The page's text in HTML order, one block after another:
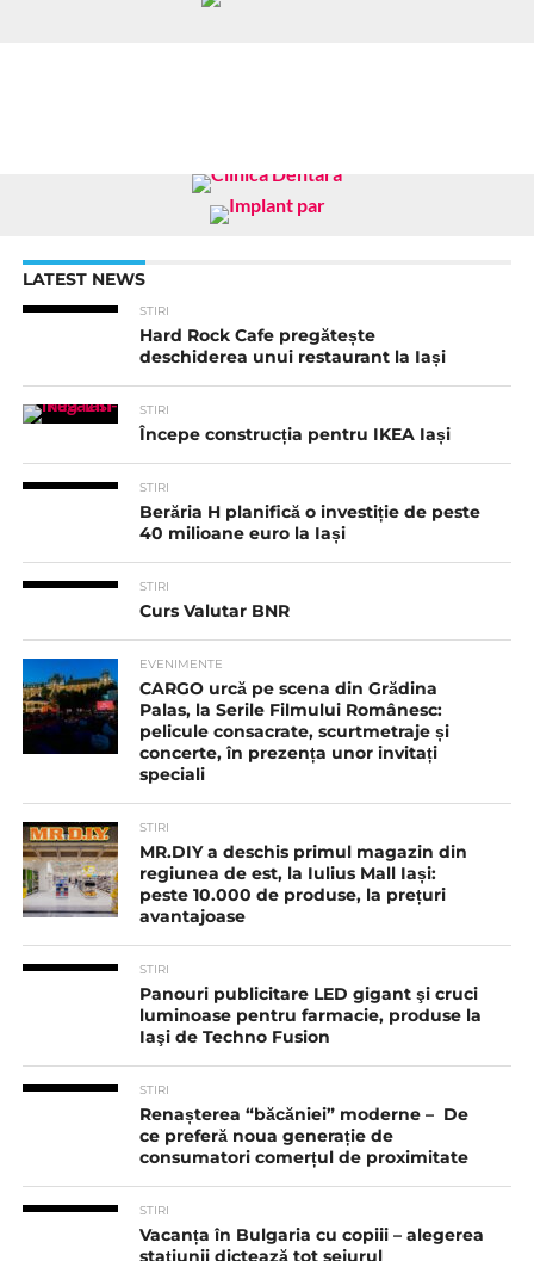
LATEST NEWS
STIRI
Hard Rock Cafe pregătește
deschiderea unui restaurant la Iași
STIRI
Începe construcția pentru IKEA Iași
STIRI
Berăria H planifică o investiție de peste
40 milioane euro la Iași
STIRI
Curs Valutar BNR
EVENIMENTE
CARGO urcă pe scena din Grădina
Palas, la Serile Filmului Românesc:
pelicule consacrate, scurtmetraje și
concerte, în prezența unor invitați
speciali
STIRI
MR.DIY a deschis primul magazin din
regiunea de est, la Iulius Mall Iași:
peste 10.000 de produse, la prețuri
avantajoase
STIRI
Panouri publicitare LED gigant şi cruci
luminoase pentru farmacie, produse la
Iaşi de Techno Fusion
STIRI
Renașterea “băcăniei” moderne – De
ce preferă noua generație de
consumatori comerțul de proximitate
STIRI
Vacanța în Bulgaria cu copiii – alegerea
stațiunii dictează tot sejurul